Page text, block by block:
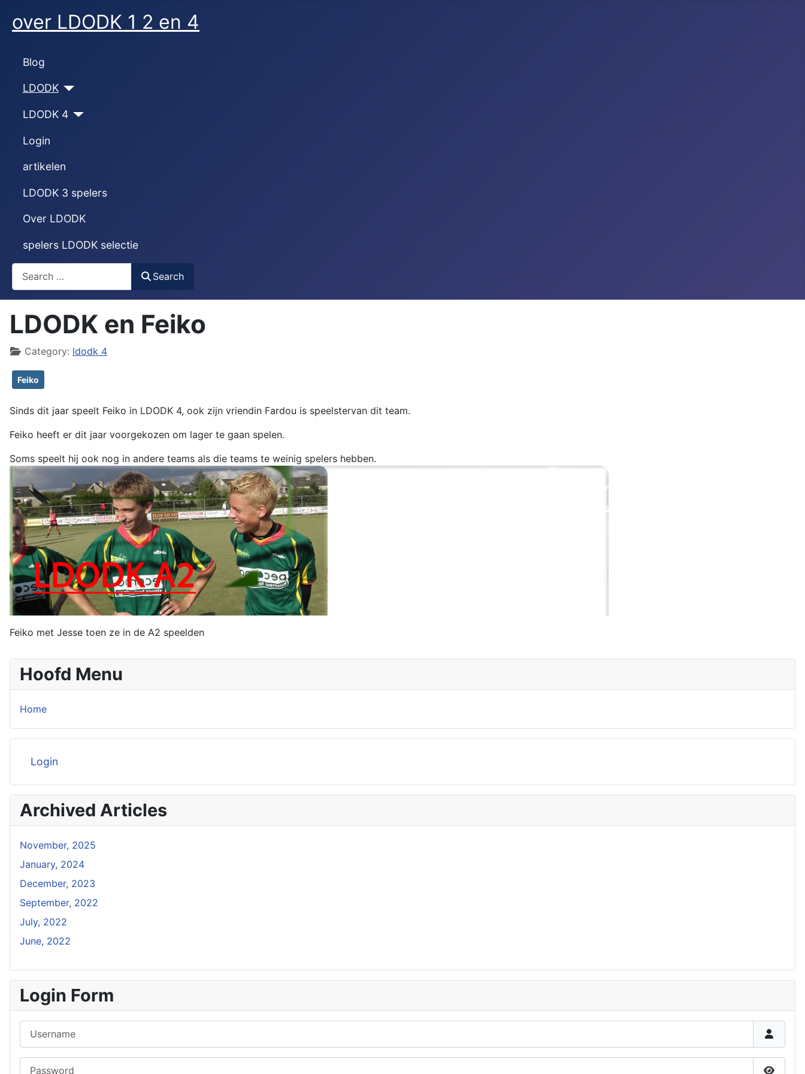
over LDODK 1 2 en 4
Blog
LDODK
LDODK 4
Login
artikelen
LDODK 3 spelers
Over LDODK
spelers LDODK selectie
Search
Search
LDODK en Feiko
DetailsCategory: ldodk 4
Feiko
Sinds dit jaar speelt Feiko in LDODK 4, ook zijn vriendin Fardou is speelstervan dit team.
Feiko heeft er dit jaar voorgekozen om lager te gaan spelen.
Soms speelt hij ook nog in andere teams als die teams te weinig spelers hebben.
Feiko met Jesse toen ze in de A2 speelden
Hoofd Menu
Home
Login
Archived Articles
November, 2025
January, 2024
December, 2023
September, 2022
July, 2022
June, 2022
Login Form